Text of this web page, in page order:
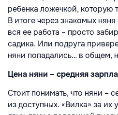
ребенка ложечкой, которую
В итоге через знакомых
вся ее работа – просто
садика. Или подруга
няни попадались… в общем,
Цена няни – средняя
Стоит понимать, что няни –
из доступных. «Вилка» за их